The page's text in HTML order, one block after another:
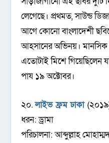
লেগেছে। প্রথমত, সাউন্ড
আগে কোনো বাংলাদেশী
আহসানের অভিনয়। মানসিক
এতোটাই মিশে গিয়েছিলেন
পায ১৯ অক্টোবর।
২০. লাইভ ফ্রম ঢাকা
ধরন: ড্রামা
পরিচালনা: আব্দুল্লাহ